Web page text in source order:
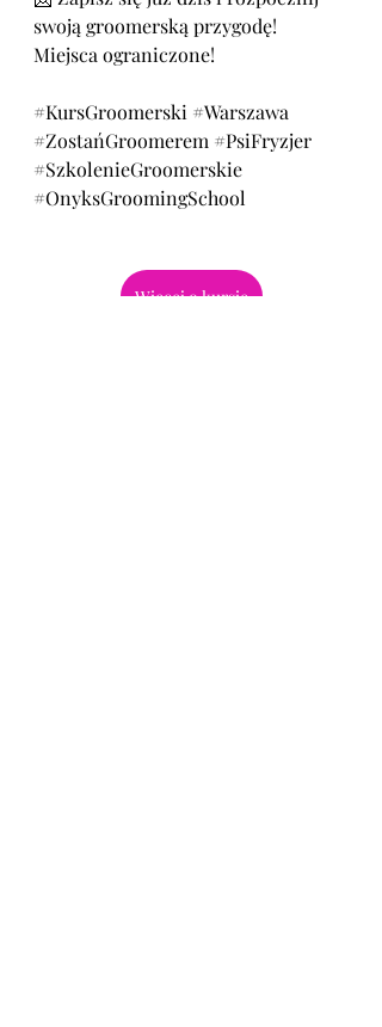
swoją groomerską przygodę!
Miejsca ograniczone!
#KursGroomerski #Warszawa
#ZostańGroomerem #PsiFryzjer
#SzkolenieGroomerskie
#OnyksGroomingSchool
Więcej o kursie